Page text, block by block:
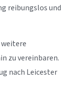
reibungslos und
zu vereinbaren.
nach Leicester